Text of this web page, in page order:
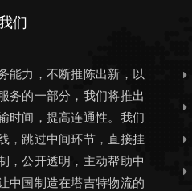
们
能力，不断推陈出新，以
务的一部分，我们将推出
时间，提高连通性。我们
，跳过中间环节，直接挂
，公开透明，主动帮助中
中国制造在塔吉特物流的